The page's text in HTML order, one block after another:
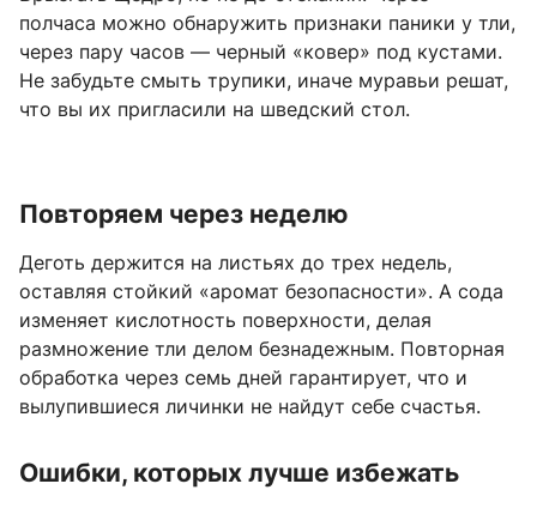
полчаса можно обнаружить признаки паники у тли,
через пару часов — черный «ковер» под кустами.
Не забудьте смыть трупики, иначе муравьи решат,
что вы их пригласили на шведский стол.
Повторяем через неделю
Деготь держится на листьях до трех недель,
оставляя стойкий «аромат безопасности». А сода
изменяет кислотность поверхности, делая
размножение тли делом безнадежным. Повторная
обработка через семь дней гарантирует, что и
вылупившиеся личинки не найдут себе счастья.
Ошибки, которых лучше избежать